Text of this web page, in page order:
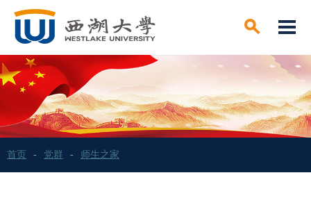
首页 - 党群 - 师生之家